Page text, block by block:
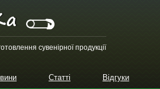
сувенірної продукції
Статті Відгуки